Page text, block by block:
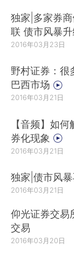
独家|多家券
联 债市风暴
2016年03月23日
野村证券：很
巴西市场
2016年03月21日
【音频】如
券化现象
2016年03月21日
独家|债市风
2016年03月21日
仰光证券交易
交易
2016年03月20日